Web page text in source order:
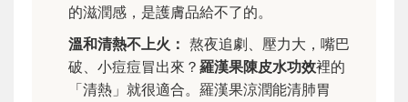
的滋潤感，是護膚品給不了的。
溫和清熱不上火： 熬夜追劇、壓力大，嘴巴
破、小痘痘冒出來？ 羅漢果陳皮水功效裡的
「清熱」就很適合。羅漢果涼潤能清肺胃